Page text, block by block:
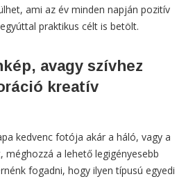
ami az év minden napján pozitív
praktikus célt is betölt.
avagy szívhez
kreatív
kedvenc fotója akár a háló, vagy a
méghozzá a lehető legigényesebb
fogadni, hogy ilyen típusú egyedi